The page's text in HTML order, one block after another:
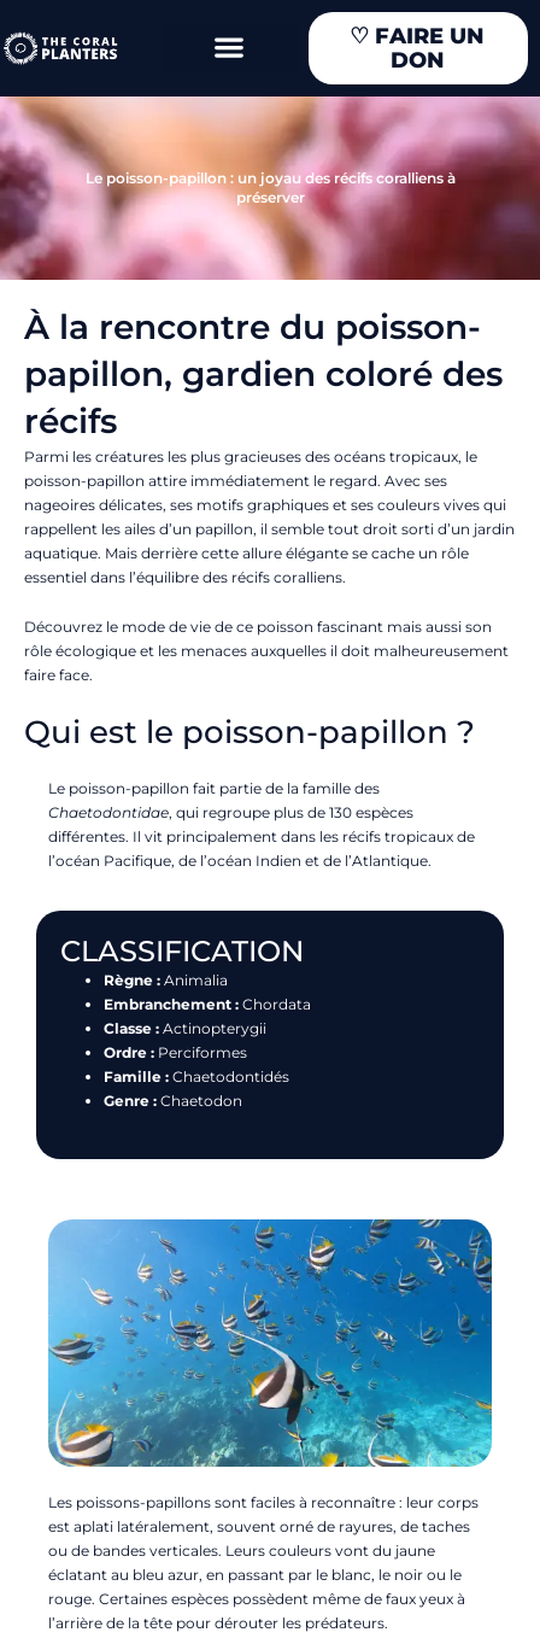
au
contenu
♡ FAIRE UN
DON
Le poisson-papillon : un joyau des récifs coralliens à
préserver
À la rencontre du poisson-
papillon, gardien coloré des
récifs
Parmi les créatures les plus gracieuses des océans tropicaux, le
poisson-papillon attire immédiatement le regard. Avec ses
nageoires délicates, ses motifs graphiques et ses couleurs vives qui
rappellent les ailes d’un papillon, il semble tout droit sorti d’un jardin
aquatique. Mais derrière cette allure élégante se cache un rôle
essentiel dans l’équilibre des récifs coralliens.
Découvrez le mode de vie de ce poisson fascinant mais aussi son
rôle écologique et les menaces auxquelles il doit malheureusement
faire face.
Qui est le poisson-papillon ?
Le poisson-papillon fait partie de la famille des
Chaetodontidae, qui regroupe plus de 130 espèces
différentes. Il vit principalement dans les récifs tropicaux de
l’océan Pacifique, de l’océan Indien et de l’Atlantique.
CLASSIFICATION
Règne : Animalia
Embranchement : Chordata
Classe : Actinopterygii
Ordre : Perciformes
Famille : Chaetodontidés
Genre : Chaetodon
Les poissons-papillons sont faciles à reconnaître : leur corps
est aplati latéralement, souvent orné de rayures, de taches
ou de bandes verticales. Leurs couleurs vont du jaune
éclatant au bleu azur, en passant par le blanc, le noir ou le
rouge. Certaines espèces possèdent même de faux yeux à
l’arrière de la tête pour dérouter les prédateurs.